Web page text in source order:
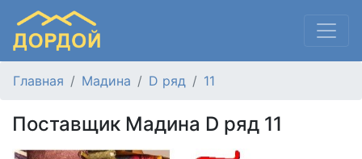
Главная Мадина D ряд 11
Поставщик Мадина D ряд 11